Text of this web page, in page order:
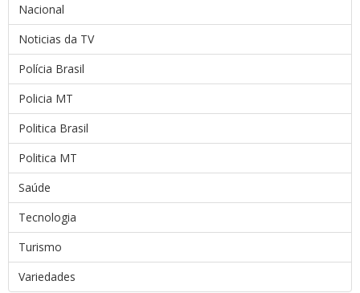
Nacional
Noticias da TV
Polícia Brasil
Policia MT
Politica Brasil
Politica MT
Saúde
Tecnologia
Turismo
Variedades